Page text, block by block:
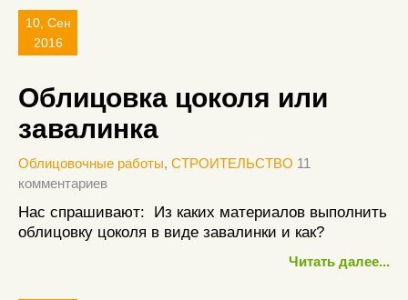
10, Сен
2016
Облицовка цоколя или
завалинка
Облицовочные работы, СТРОИТЕЛЬСТВО 11
комментариев
Нас спрашивают: Из каких материалов выполнить
облицовку цоколя в виде завалинки и как?
Читать далее...